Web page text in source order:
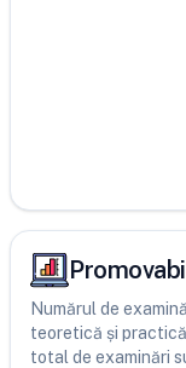
Numărul de
teoretică și
total de examinări